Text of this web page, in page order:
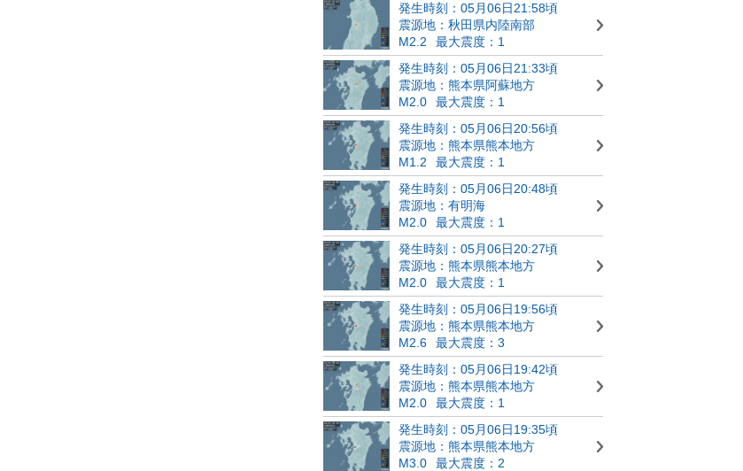
発生時刻：05月06日21:58頃
震源地：秋田県内陸南部
M2.2
最大震度：1
発生時刻：05月06日21:33頃
震源地：熊本県阿蘇地方
M2.0
最大震度：1
発生時刻：05月06日20:56頃
震源地：熊本県熊本地方
M1.2
最大震度：1
発生時刻：05月06日20:48頃
震源地：有明海
M2.0
最大震度：1
発生時刻：05月06日20:27頃
震源地：熊本県熊本地方
M2.0
最大震度：1
発生時刻：05月06日19:56頃
震源地：熊本県熊本地方
M2.6
最大震度：3
発生時刻：05月06日19:42頃
震源地：熊本県熊本地方
M2.0
最大震度：1
発生時刻：05月06日19:35頃
震源地：熊本県熊本地方
M3.0
最大震度：2